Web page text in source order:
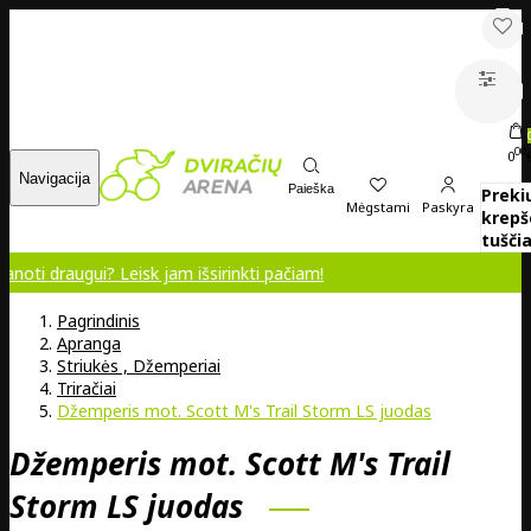
Navigacija
Paieška
Mėgstami Paskyra
000
Leisk jam išsirinkti pačiam!
Pagrindinis
Apranga
Striukės , Džemperiai
Triračiai
Džemperis mot. Scott M's Trail Storm LS juodas
Džemperis mot. Scott M's Trail
Storm LS juodas